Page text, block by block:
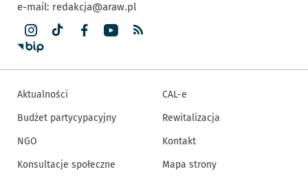
e-mail: redakcja@araw.pl
Aktualności
Budżet partycypacyjny
NGO
Konsultacje społeczne
CAL-e
Rewitalizacja
Kontakt
Mapa strony